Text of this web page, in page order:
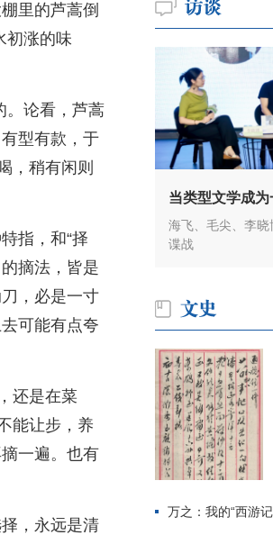
里的芦蒿倒
初涨的味
。论看，芦蒿
型有款，于
，稍有闲则
指，和“择
摘法，皆是
，必是一寸
可能有点夸
还是在菜
能让步，养
一遍。也有
，永远是清
当类型文学成
海飞、毛尖、李
谍战
万之：我的“西游